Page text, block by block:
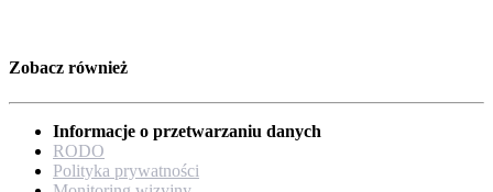
Zobacz również
Informacje o przetwarzaniu danych
RODO
Polityka prywatności